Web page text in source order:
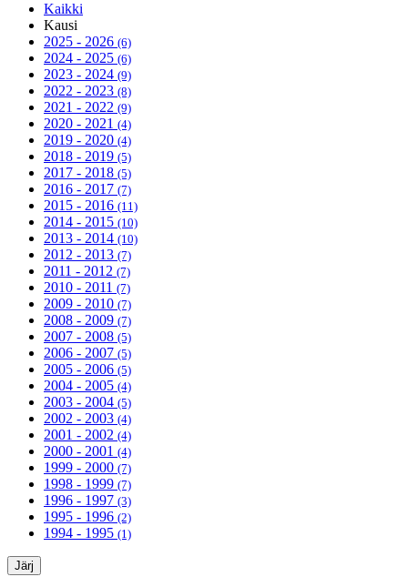
Kaikki
Kausi
2025 - 2026 (6)
2024 - 2025 (6)
2023 - 2024 (9)
2022 - 2023 (8)
2021 - 2022 (9)
2020 - 2021 (4)
2019 - 2020 (4)
2018 - 2019 (5)
2017 - 2018 (5)
2016 - 2017 (7)
2015 - 2016 (11)
2014 - 2015 (10)
2013 - 2014 (10)
2012 - 2013 (7)
2011 - 2012 (7)
2010 - 2011 (7)
2009 - 2010 (7)
2008 - 2009 (7)
2007 - 2008 (5)
2006 - 2007 (5)
2005 - 2006 (5)
2004 - 2005 (4)
2003 - 2004 (5)
2002 - 2003 (4)
2001 - 2002 (4)
2000 - 2001 (4)
1999 - 2000 (7)
1998 - 1999 (7)
1996 - 1997 (3)
1995 - 1996 (2)
1994 - 1995 (1)
Järj